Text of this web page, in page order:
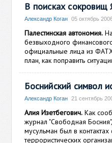
В поисках сокровищ
Александр Коган 05 октябрь
Палестинская автономия.
безвыходного
официальные лица из
план, как поправить
Боснийский символ
Александр Коган 21 сентябрь
Алия Изетбегович. Как
журнал "Свободная
мусульман был в
террористических